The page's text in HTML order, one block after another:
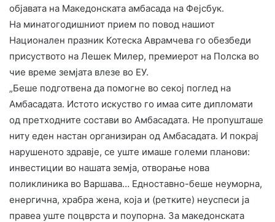
објавата на Македонската амбасада на Фејсбук.
На минатогодишниот прием по повод нашиот
Национален празник Котеска Аврамчева го обезбеди
присуството на Лешек Милер, премиерот на Полска во
чие време земјата влезе во ЕУ.
„Беше подготвена да помогне во секој поглед на
Амбасадата. Истото искуство го имаа сите дипломати
од претходните состави во Амбасадата. Не пропушташе
ниту еден настан организиран од Амбасадата. И покрај
нарушеното здравје, се уште имаше големи планови:
инвестиции во нашата земја, отворање нова
поликлиника во Варшава… Едноставно-беше неуморна,
енергична, храбра жена, која и (ретките) неуспеси ја
правеа уште поцврста и поупорна. За македонската